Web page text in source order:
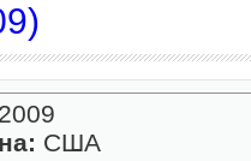
2009
США